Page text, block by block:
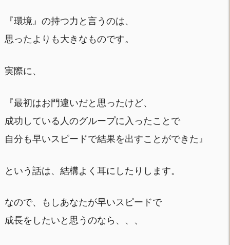
『環境』の持つ力と言うのは、
思ったよりも大きなものです。
実際に、
『最初はお門違いだと思ったけど、
成功している人のグループに入ったことで
自分も早いスピードで結果を出すことができた』
という話は、結構よく耳にしたりします。
なので、もしあなたが早いスピードで
成長をしたいと思うのなら、、、